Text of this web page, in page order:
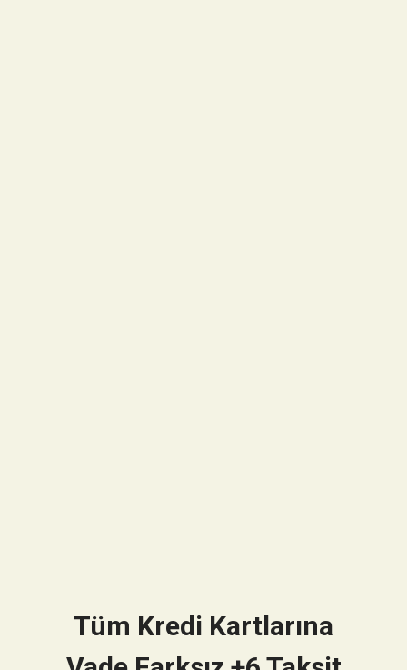
Tüm Kredi Kartlarına